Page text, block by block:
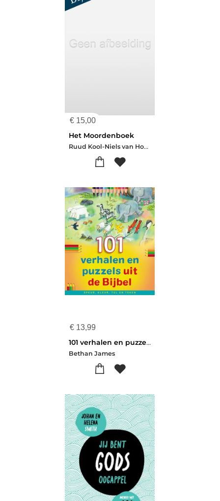
€ 15,00
Het Moordenboek
Ruud Kool-Niels van Hoorn
€ 13,99
101 verhalen en puzzels uit de Bijbel
Bethan James